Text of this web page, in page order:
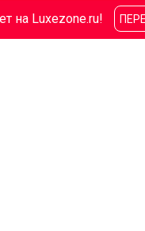
на Luxezone.ru!